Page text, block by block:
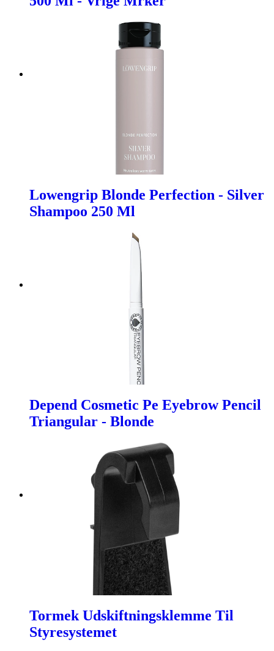
Lowengrip Blonde Perfection - Silver
Shampoo 250 Ml
Depend Cosmetic Pe Eyebrow Pencil
Triangular - Blonde
Tormek Udskiftningsklemme Til
Styresystemet